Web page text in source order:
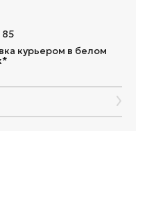
курьером в белом